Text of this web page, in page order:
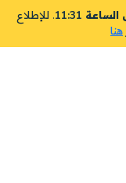
. للإطلاع
هنا